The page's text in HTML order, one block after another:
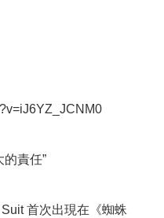
責任”
首次出現在《蜘蛛